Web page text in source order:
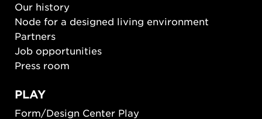
Our history
Node for a designed living environment
Partners
Job opportunities
Press room
PLAY
Form/Design Center Play